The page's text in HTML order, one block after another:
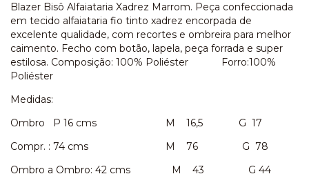
Blazer Bisô Alfaiataria Xadrez Marrom. Peça confeccionada
em tecido alfaiataria fio tinto xadrez encorpada de
excelente qualidade, com recortes e ombreira para melhor
caimento. Fecho com botão, lapela, peça forrada e super
estilosa. Composição: 100% Poliéster Forro:100%
Poliéster
Medidas:
Ombro P 16 cms M 16,5 G 17
Compr. : 74 cms M 76 G 78
Ombro a Ombro: 42 cms M 43 G 44